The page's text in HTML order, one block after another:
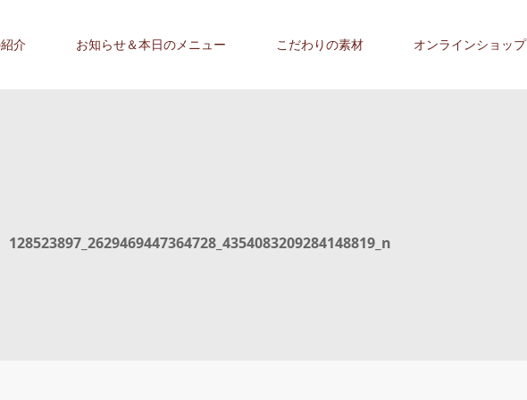
介 お知らせ＆本日のメニュー こだわりの素材 オンラインショップ
128523897_2629469447364728_4354083209284148819_n